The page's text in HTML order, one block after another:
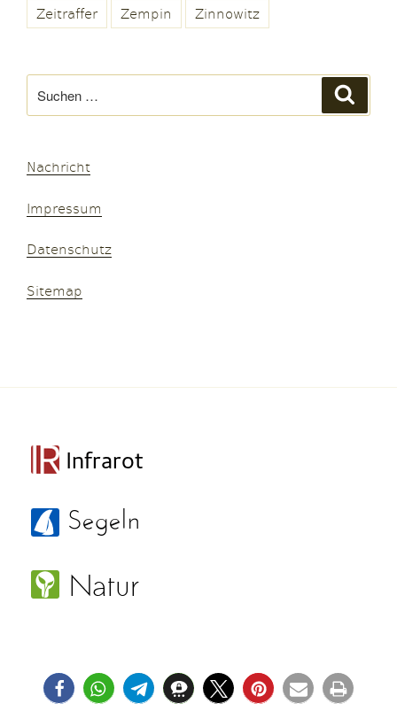
Zeitraffer
Zempin Zinnowitz
nach:
Nachricht
Impressum
Datenschutz
Sitemap